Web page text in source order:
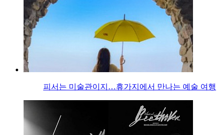
피서는 미술관이지…휴가지에서 만나는 예술 여행